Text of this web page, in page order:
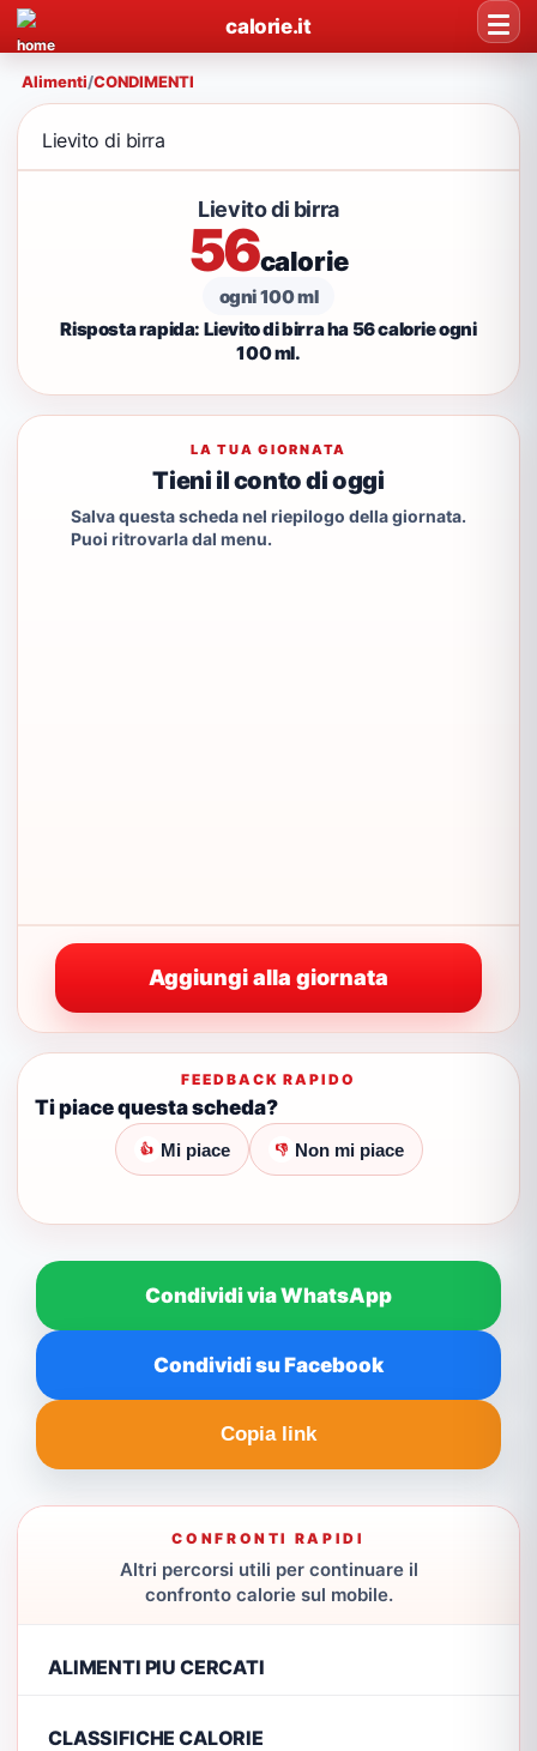
calorie.it
Alimenti/CONDIMENTI
Lievito di birra
Lievito di birra
56calorie
ogni 100 ml
Risposta rapida: Lievito di birra ha 56 calorie ogni
100 ml.
LA TUA GIORNATA
Tieni il conto di oggi
Salva questa scheda nel riepilogo della giornata.
Puoi ritrovarla dal menu.
Aggiungi alla giornata
FEEDBACK RAPIDO
Ti piace questa scheda?
👍 Mi piace 👎 Non mi piace
Condividi via WhatsApp
Condividi su Facebook
Copia link
CONFRONTI RAPIDI
Altri percorsi utili per continuare il
confronto calorie sul mobile.
ALIMENTI PIU CERCATI
CLASSIFICHE CALORIE